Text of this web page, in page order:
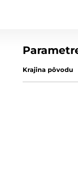
Krajina pôvodu